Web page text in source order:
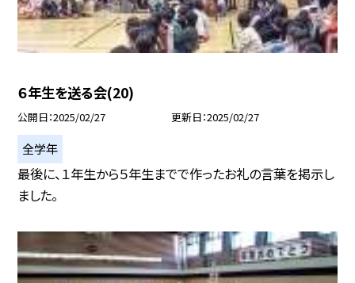
６年生を送る会(20)
公開日 2025/02/27 更新日 2025/02/27
全学年
最後に、１年生から５年生までで作ったお礼の言葉を掲示し
ました。